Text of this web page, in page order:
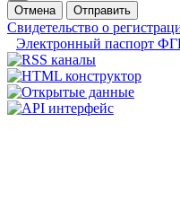
Отмена
Отправить
Свидетельство о
Электронный паспорт